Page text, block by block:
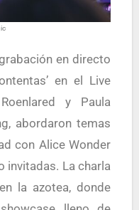
en el Live
y Paula
abordaron temas
con Alice Wonder
invitadas. La charla
la azotea, donde